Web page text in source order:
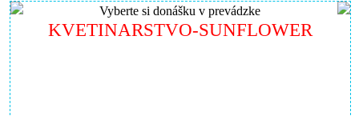
Vyberte si donášku v prevádzke
KVETINARSTVO-SUNFLOWER